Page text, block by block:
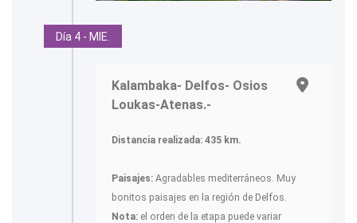
Día 4 - MIE.
Kalambaka- Delfos- Osios
Loukas-Atenas.-
Distancia realizada: 435 km.
Paisajes: Agradables mediterráneos. Muy
bonitos paisajes en la región de Delfos.
Nota: el orden de la etapa puede variar